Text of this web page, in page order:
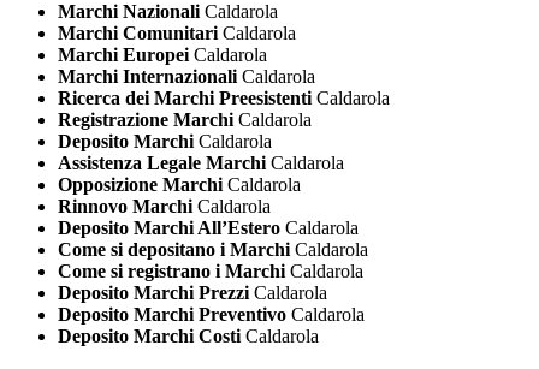
Marchi Nazionali Caldarola
Marchi Comunitari Caldarola
Marchi Europei Caldarola
Marchi Internazionali Caldarola
Ricerca dei Marchi Preesistenti Caldarola
Registrazione Marchi Caldarola
Deposito Marchi Caldarola
Assistenza Legale Marchi Caldarola
Opposizione Marchi Caldarola
Rinnovo Marchi Caldarola
Deposito Marchi All’Estero Caldarola
Come si depositano i Marchi Caldarola
Come si registrano i Marchi Caldarola
Deposito Marchi Prezzi Caldarola
Deposito Marchi Preventivo Caldarola
Deposito Marchi Costi Caldarola